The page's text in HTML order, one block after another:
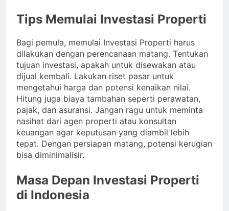
Tips Memulai Investasi Properti
Bagi pemula, memulai Investasi Properti harus
dilakukan dengan perencanaan matang. Tentukan
tujuan investasi, apakah untuk disewakan atau
dijual kembali. Lakukan riset pasar untuk
mengetahui harga dan potensi kenaikan nilai.
Hitung juga biaya tambahan seperti perawatan,
pajak, dan asuransi. Jangan ragu untuk meminta
nasihat dari agen properti atau konsultan
keuangan agar keputusan yang diambil lebih
tepat. Dengan persiapan matang, potensi kerugian
bisa diminimalisir.
Masa Depan Investasi Properti
di Indonesia